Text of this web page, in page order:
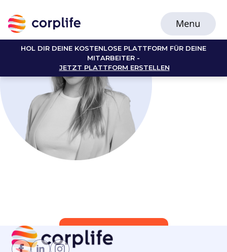
HOL DIR DEINE KOSTENLOSE PLATTFORM FÜR DEINE
MITARBEITER -
JETZT PLATTFORM ERSTELLEN
Jetzt Mitglied werden